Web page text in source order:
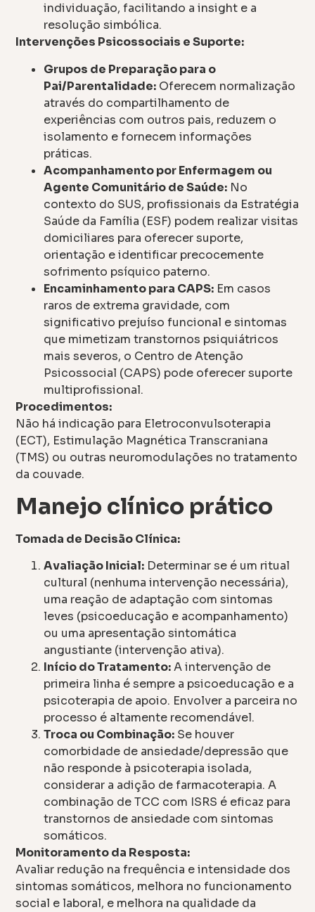
individuação, facilitando a insight e a
resolução simbólica.
Intervenções Psicossociais e Suporte:
Grupos de Preparação para o
Pai/Parentalidade: Oferecem normalização
através do compartilhamento de
experiências com outros pais, reduzem o
isolamento e fornecem informações
práticas.
Acompanhamento por Enfermagem ou
Agente Comunitário de Saúde: No
contexto do SUS, profissionais da Estratégia
Saúde da Família (ESF) podem realizar visitas
domiciliares para oferecer suporte,
orientação e identificar precocemente
sofrimento psíquico paterno.
Encaminhamento para CAPS: Em casos
raros de extrema gravidade, com
significativo prejuíso funcional e sintomas
que mimetizam transtornos psiquiátricos
mais severos, o Centro de Atenção
Psicossocial (CAPS) pode oferecer suporte
multiprofissional.
Procedimentos:
Não há indicação para Eletroconvulsoterapia
(ECT), Estimulação Magnética Transcraniana
(TMS) ou outras neuromodulações no tratamento
da couvade.
Manejo clínico prático
Tomada de Decisão Clínica:
Avaliação Inicial: Determinar se é um ritual
cultural (nenhuma intervenção necessária),
uma reação de adaptação com sintomas
leves (psicoeducação e acompanhamento)
ou uma apresentação sintomática
angustiante (intervenção ativa).
Início do Tratamento:A intervenção de
primeira linha é sempre a psicoeducação e a
psicoterapia de apoio. Envolver a parceira no
processo é altamente recomendável.
Troca ou Combinação: Se houver
comorbidade de ansiedade/depressão que
não responde à psicoterapia isolada,
considerar a adição de farmacoterapia. A
combinação de TCC com ISRS é eficaz para
transtornos de ansiedade com sintomas
somáticos.
Monitoramento da Resposta:
Avaliar redução na frequência e intensidade dos
sintomas somáticos, melhora no funcionamento
social e laboral, e melhora na qualidade da